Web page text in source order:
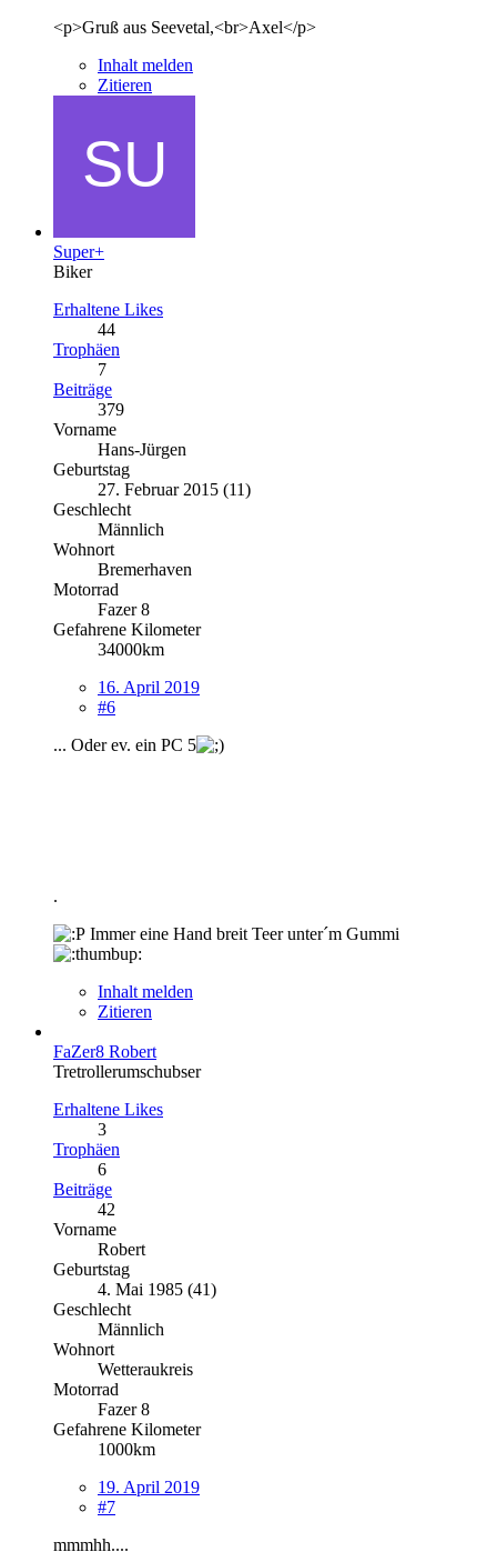
<p>Gruß aus Seevetal,<br>Axel</p>
Inhalt melden
Zitieren
Super+
Biker
Erhaltene Likes
44
Trophäen
7
Beiträge
379
Vorname
Hans-Jürgen
Geburtstag
27. Februar 2015 (11)
Geschlecht
Männlich
Wohnort
Bremerhaven
Motorrad
Fazer 8
Gefahrene Kilometer
34000km
16. April 2019
#6
... Oder ev. ein PC 5
.
Immer eine Hand breit Teer unter´m Gummi
Inhalt melden
Zitieren
FaZer8 Robert
Tretrollerumschubser
Erhaltene Likes
3
Trophäen
6
Beiträge
42
Vorname
Robert
Geburtstag
4. Mai 1985 (41)
Geschlecht
Männlich
Wohnort
Wetteraukreis
Motorrad
Fazer 8
Gefahrene Kilometer
1000km
19. April 2019
#7
mmmhh....